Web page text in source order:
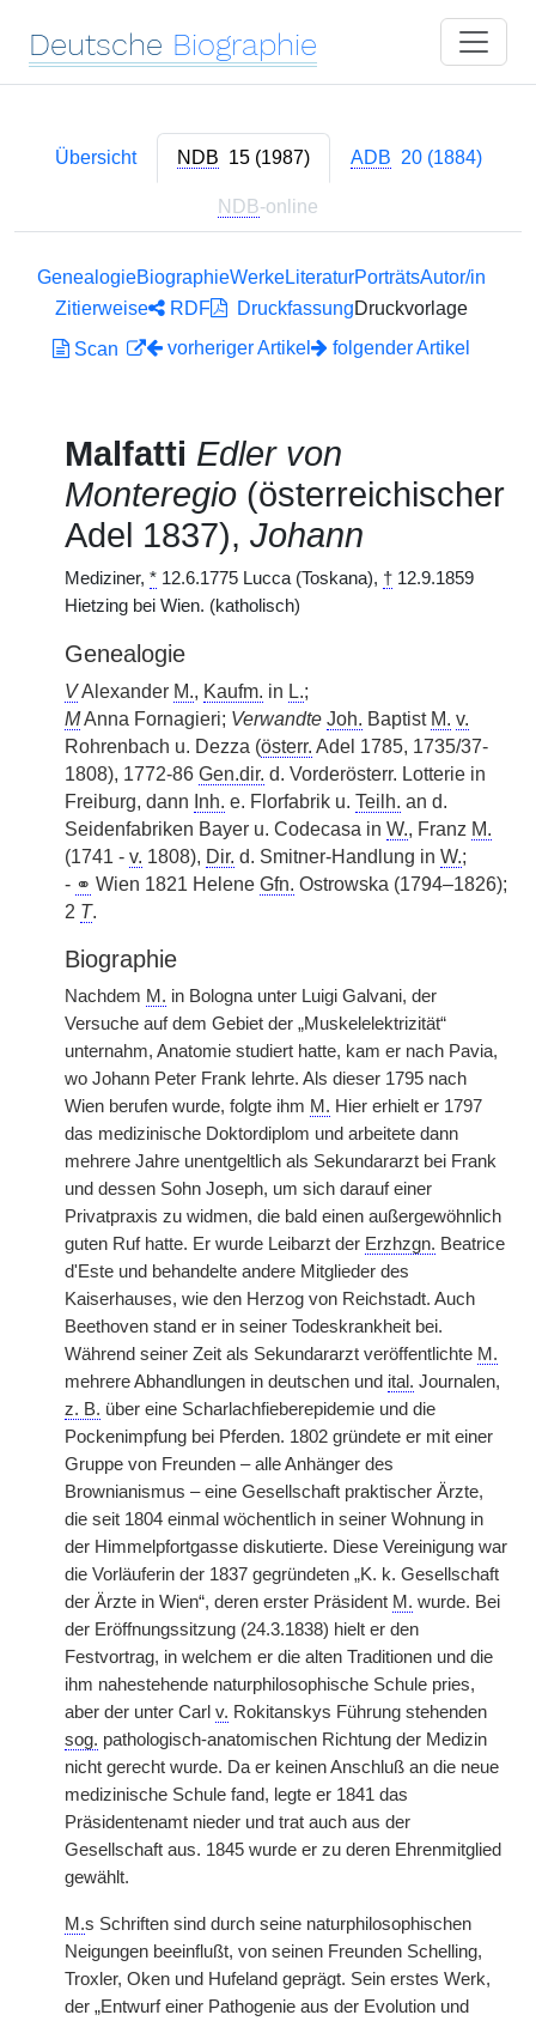
Deutsche Biographie
Übersicht NDB 15 (1987) ADB 20 (1884)
NDB-online
GenealogieBiographieWerkeLiteraturPorträtsAutor/in
Zitierweise
RDF DruckfassungDruckvorlage
Scan
vorheriger Artikel folgender Artikel
Malfatti Edler von
Monteregio (österreichischer
Adel 1837), Johann
Mediziner, * 12.6.1775 Lucca (Toskana), † 12.9.1859
Hietzing bei Wien. (katholisch)
Genealogie
VAlexander M., Kaufm. in L.;
MAnna Fornagieri; Verwandte Joh. Baptist M. v.
Rohrenbach u. Dezza (österr. Adel 1785, 1735/37-
1808), 1772-86 Gen.dir. d. Vorderösterr. Lotterie in
Freiburg, dann Inh. e. Florfabrik u. Teilh. an d.
Seidenfabriken Bayer u. Codecasa in W., Franz M.
(1741 - v. 1808), Dir. d. Smitner-Handlung in W.;
- ⚭ Wien 1821 Helene Gfn. Ostrowska (1794–1826);
2 T.
Biographie
Nachdem M. in Bologna unter Luigi Galvani, der
Versuche auf dem Gebiet der „Muskelelektrizität“
unternahm, Anatomie studiert hatte, kam er nach Pavia,
wo Johann Peter Frank lehrte. Als dieser 1795 nach
Wien berufen wurde, folgte ihm M. Hier erhielt er 1797
das medizinische Doktordiplom und arbeitete dann
mehrere Jahre unentgeltlich als Sekundararzt bei Frank
und dessen Sohn Joseph, um sich darauf einer
Privatpraxis zu widmen, die bald einen außergewöhnlich
guten Ruf hatte. Er wurde Leibarzt der Erzhzgn. Beatrice
d'Este und behandelte andere Mitglieder des
Kaiserhauses, wie den Herzog von Reichstadt. Auch
Beethoven stand er in seiner Todeskrankheit bei.
Während seiner Zeit als Sekundararzt veröffentlichte M.
mehrere Abhandlungen in deutschen und ital. Journalen,
z. B. über eine Scharlachfieberepidemie und die
Pockenimpfung bei Pferden. 1802 gründete er mit einer
Gruppe von Freunden – alle Anhänger des
Brownianismus – eine Gesellschaft praktischer Ärzte,
die seit 1804 einmal wöchentlich in seiner Wohnung in
der Himmelpfortgasse diskutierte. Diese Vereinigung war
die Vorläuferin der 1837 gegründeten „K. k. Gesellschaft
der Ärzte in Wien“, deren erster Präsident M. wurde. Bei
der Eröffnungssitzung (24.3.1838) hielt er den
Festvortrag, in welchem er die alten Traditionen und die
ihm nahestehende naturphilosophische Schule pries,
aber der unter Carl v. Rokitanskys Führung stehenden
sog. pathologisch-anatomischen Richtung der Medizin
nicht gerecht wurde. Da er keinen Anschluß an die neue
medizinische Schule fand, legte er 1841 das
Präsidentenamt nieder und trat auch aus der
Gesellschaft aus. 1845 wurde er zu deren Ehrenmitglied
gewählt.
M.s Schriften sind durch seine naturphilosophischen
Neigungen beeinflußt, von seinen Freunden Schelling,
Troxler, Oken und Hufeland geprägt. Sein erstes Werk,
der „Entwurf einer Pathogenie aus der Evolution und